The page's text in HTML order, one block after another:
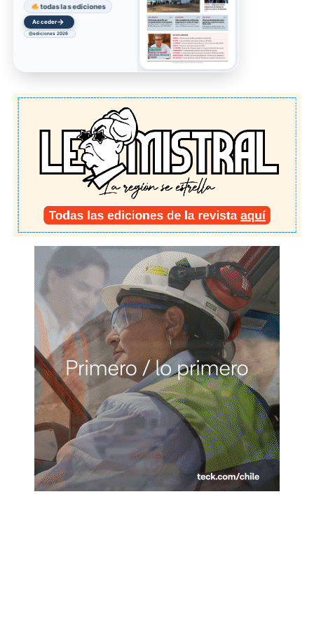
todas las ediciones
Acceder→
ediciones 2026